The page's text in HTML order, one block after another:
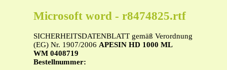
Microsoft word - r8474825.rtf
SICHERHEITSDATENBLATT gemäß Verordnung
(EG) Nr. 1907/2006 APESIN HD 1000 ML
WM 0408719
Bestellnummer: